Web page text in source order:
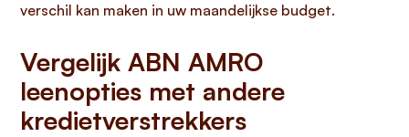
verschil kan maken in uw maandelijkse budget.
Vergelijk ABN AMRO
leenopties met andere
kredietverstrekkers